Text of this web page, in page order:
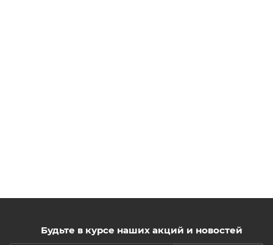
Будьте в курсе наших акций и новостей